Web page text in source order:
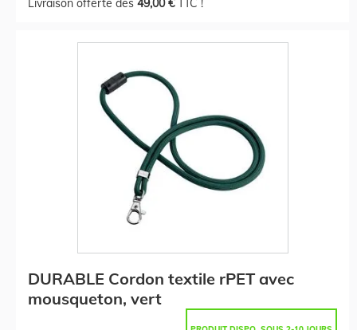
DURABLE Cordon textile rPET avec
mousqueton, vert